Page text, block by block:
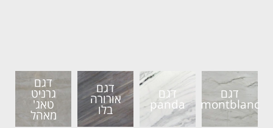
דגם
montblanc
דגם
panda
דגם
אורורה
בלו
דגם
גרניט
טאג'
מאהל